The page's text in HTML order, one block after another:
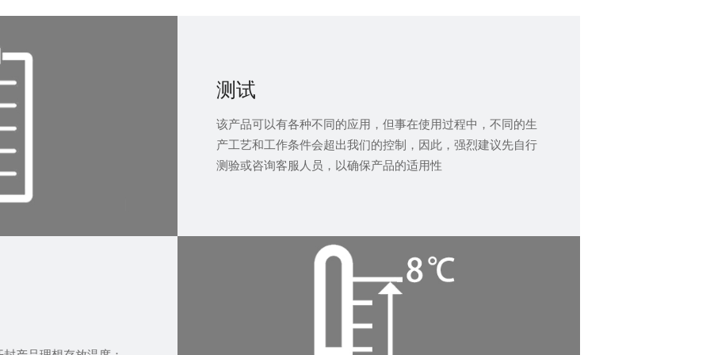
测试
该产品可以有各种不同的应用，但事在使用过程中，不同的生
产工艺和工作条件会超出我们的控制，因此，强烈建议先自行
测验或咨询客服人员，以确保产品的适用性